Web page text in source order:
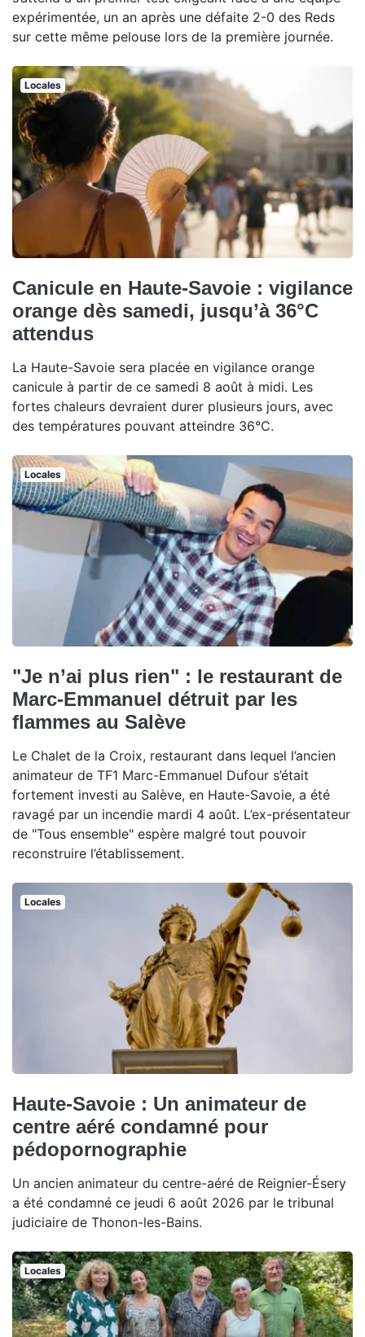
expérimentée, un an après une défaite 2-0 des Reds
sur cette même pelouse lors de la première journée.
Locales
Canicule en Haute-Savoie : vigilance
orange dès samedi, jusqu’à 36°C
attendus
La Haute-Savoie sera placée en vigilance orange
canicule à partir de ce samedi 8 août à midi. Les
fortes chaleurs devraient durer plusieurs jours, avec
des températures pouvant atteindre 36°C.
Locales
"Je n’ai plus rien" : le restaurant de
Marc-Emmanuel détruit par les
flammes au Salève
Le Chalet de la Croix, restaurant dans lequel l’ancien
animateur de TF1 Marc-Emmanuel Dufour s’était
fortement investi au Salève, en Haute-Savoie, a été
ravagé par un incendie mardi 4 août. L’ex-présentateur
de "Tous ensemble" espère malgré tout pouvoir
reconstruire l’établissement.
Locales
Haute-Savoie : Un animateur de
centre aéré condamné pour
pédopornographie
Un ancien animateur du centre-aéré de Reignier-Ésery
a été condamné ce jeudi 6 août 2026 par le tribunal
judiciaire de Thonon-les-Bains.
Locales